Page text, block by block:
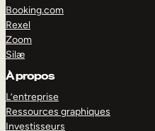
Booking.com
Rexel
Zoom
Silæ
À propos
L’entreprise
Ressources graphiques
Investisseurs